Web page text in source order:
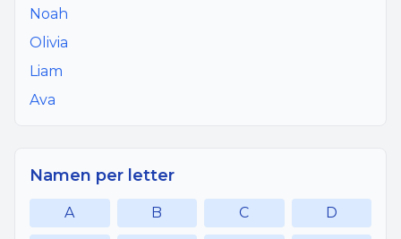
Noah
Olivia
Liam
Ava
Namen per letter
A B C D